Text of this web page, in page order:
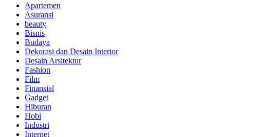
Apartemen
Asuransi
beauty
Bisnis
Budaya
Dekorasi dan Desain Interior
Desain Arsitektur
Fashion
Film
Finansial
Gadget
Hiburan
Hobi
Industri
Internet